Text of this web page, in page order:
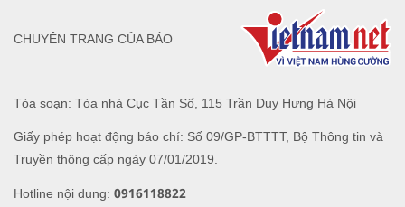
Tòa soạn: Tòa nhà Cục Tần Số, 115 Trần Duy Hưng Hà Nội
Giấy phép hoạt động báo chí: Số 09/GP-BTTTT, Bộ Thông tin và
Truyền thông cấp ngày 07/01/2019.
Hotline nội dung: 0916118822
CHUYÊN TRANG CỦA BÁO